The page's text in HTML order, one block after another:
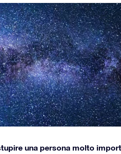
una persona molto